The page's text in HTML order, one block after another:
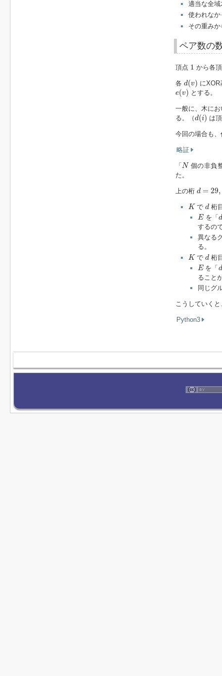
適当な全
使われな
その重み
ペア数の
頂点 1
1 から各
各 d(v)
d(v ) に
e(v)
e( ) とする。
一般に、木に
る。（d(i)
d(i ) は
今回の場合も
略証
「N
N 個の非負
た。
上の桁 d = 29,
d= 29,
K
K でdd 桁
E
Eを「 dd
するの
異なる
る。
K
K でdd 桁
E
Eを「 dd
ること
同じグ
こうしていく
Python3